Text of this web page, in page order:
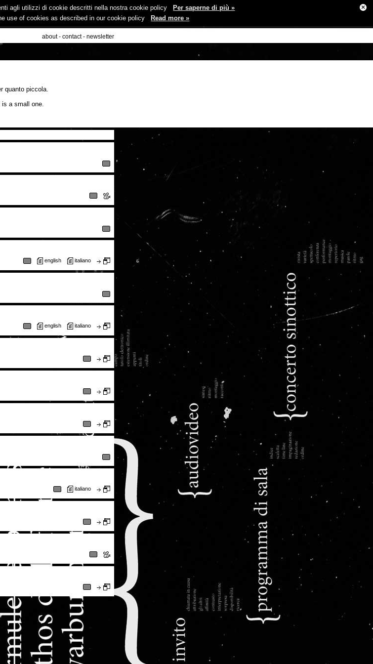
agli utilizzi di cookie descritti nella nostra cookie policy
Per saperne di più »
use of cookies as described in our cookie policy
Read more »
×
about- contact- newsletter
quanto piccola.
a small one.
english
italiano
english
italiano
italiano